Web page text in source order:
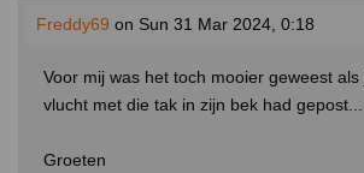
Freddy69 on Sun 31 Mar 2024, 0:18
Voor mij was het toch mooier geweest
vlucht met die tak in zijn bek had gepost...
Groeten